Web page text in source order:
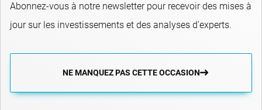
Abonnez-vous à notre newsletter pour recevoir des mises à
jour sur les investissements et des analyses d'experts.
NE MANQUEZ PAS CETTE OCCASION